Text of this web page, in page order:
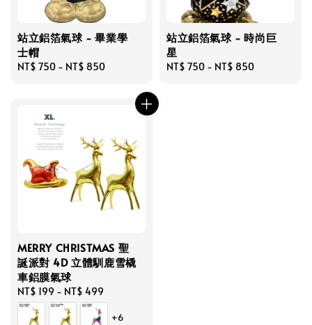
站立鋁箔氣球 - 畢業學
士帽
Regular
NT$ 750 - NT$ 850
站立鋁箔氣球 - 時尚巨
星
Regular
NT$ 750 - NT$ 850
MERRY CHRISTMAS 聖
誕派對 4D 立體馴鹿雪橇
車鋁膜氣球
Regular
price
NT$ 199 - NT$ 499
+6